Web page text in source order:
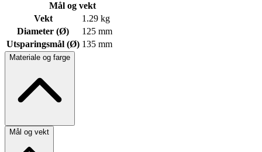
Mål og vekt
Vekt
1.29 kg
Diameter (Ø)
125 mm
Utsparingsmål (Ø) 135 mm
Materiale og farge
Mål og vekt